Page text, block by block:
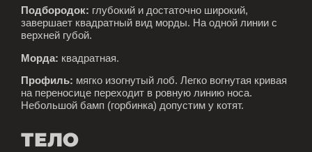
Подбородок: глубокий и достаточно широкий,
завершает квадратный вид морды. На одной линии с
верхней губой.
Морда: квадратная.
Профиль: мягко изогнутый лоб. Легко вогнутая кривая
на переносице переходит в ровную линию носа.
Небольшой бамп (горбинка) допустим у котят.
ТЕЛО